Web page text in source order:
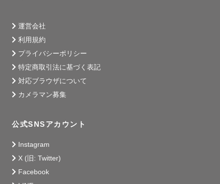
す。先ほど家族で確認し、ホッコリしました！全て素敵な
お写真で、見ると撮影の時の記憶が蘇るような作品で本当
に気に入っております、ありがとうございました！
家族で話し合って写真は非公開を選択させていただきま
っております。本当にありがとうございました！
はすごいですね。綺麗なのはもちろんですが、あの短時間
で色々なことがあったなと思い出せる1枚1枚でした☺️
運営会社
利用規約
プライバシーポリシー
特定商取引法に基づく表記
対応ブラウザについて
カメラマン募集
公式SNSアカウント
Instagram
X (旧: Twitter)
Facebook